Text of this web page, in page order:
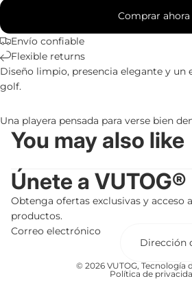
Comprar ahora
Envío confiable
Flexible returns
Diseño limpio, presencia elegante y un
golf.
Una playera pensada para verse bien
You may also like
Únete a VUTOG®
Obtenga ofertas exclusivas y acceso
productos.
Correo electrónico
© 2026 VUTOG, Tecnología
Política de